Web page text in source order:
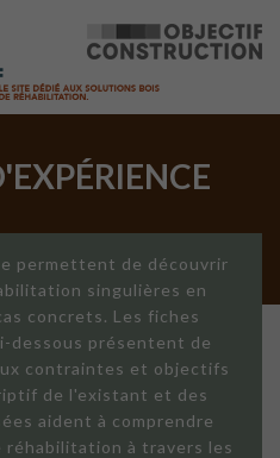
permettent de découvrir
singulières en
concrets. Les fiches
dessous présentent de
contraintes et objectifs
de l'existant et des
aident à comprendre
réhabilitation à travers les